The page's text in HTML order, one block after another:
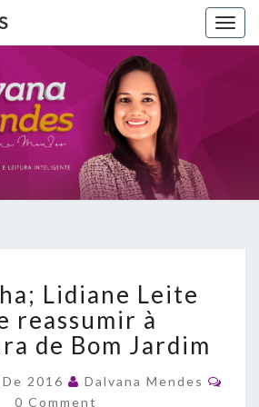
DALVANA
MENDES
Espaço De
Conteúdo
E Leitura
Inteligente
Lidiane
Leite
deve
reassumir
à
Prefeitura
Lidiane Leite
reassumir à
de Bom Jardim
2016 Dalvana Mendes
0 Comment